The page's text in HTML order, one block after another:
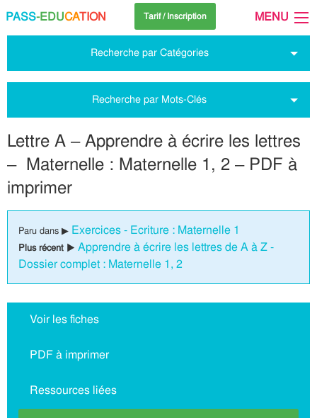
PASS-EDUCATION Tarif / Inscription MENU
Recherche par Catégories
Recherche par Mots-Clés
Lettre A – Apprendre à écrire les lettres
– Maternelle : Maternelle 1, 2 – PDF à
imprimer
Paru dans ▶ Exercices - Ecriture : Maternelle 1
Plus récent ▶ Apprendre à écrire les lettres de A à Z -
Dossier complet : Maternelle 1, 2
Voir les fiches
PDF à imprimer
Ressources liées